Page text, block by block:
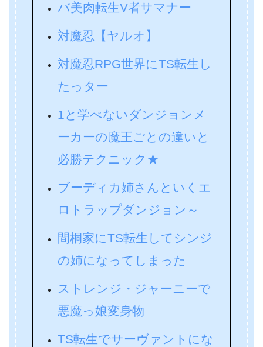
バ美肉転生V者サマナー
対魔忍【ヤルオ】
対魔忍RPG世界にTS転生し
たっター
1と学べないダンジョンメ
ーカーの魔王ごとの違いと
必勝テクニック★
ブーディカ姉さんといくエ
ロトラップダンジョン～
間桐家にTS転生してシンジ
の姉になってしまった
ストレンジ・ジャーニーで
悪魔っ娘変身物
TS転生でサーヴァントにな